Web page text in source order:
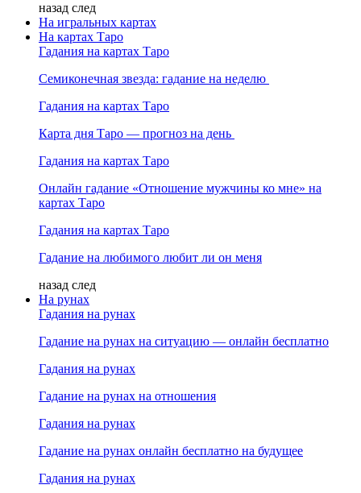
назад след
На игральных картах
На картах Таро
Гадания на картах Таро
Семиконечная звезда: гадание на неделю
Гадания на картах Таро
Карта дня Таро — прогноз на день
Гадания на картах Таро
Онлайн гадание «Отношение мужчины ко мне» на
картах Таро
Гадания на картах Таро
Гадание на любимого любит ли он меня
назад след
На рунах
Гадания на рунах
Гадание на рунах на ситуацию — онлайн бесплатно
Гадания на рунах
Гадание на рунах на отношения
Гадания на рунах
Гадание на рунах онлайн бесплатно на будущее
Гадания на рунах